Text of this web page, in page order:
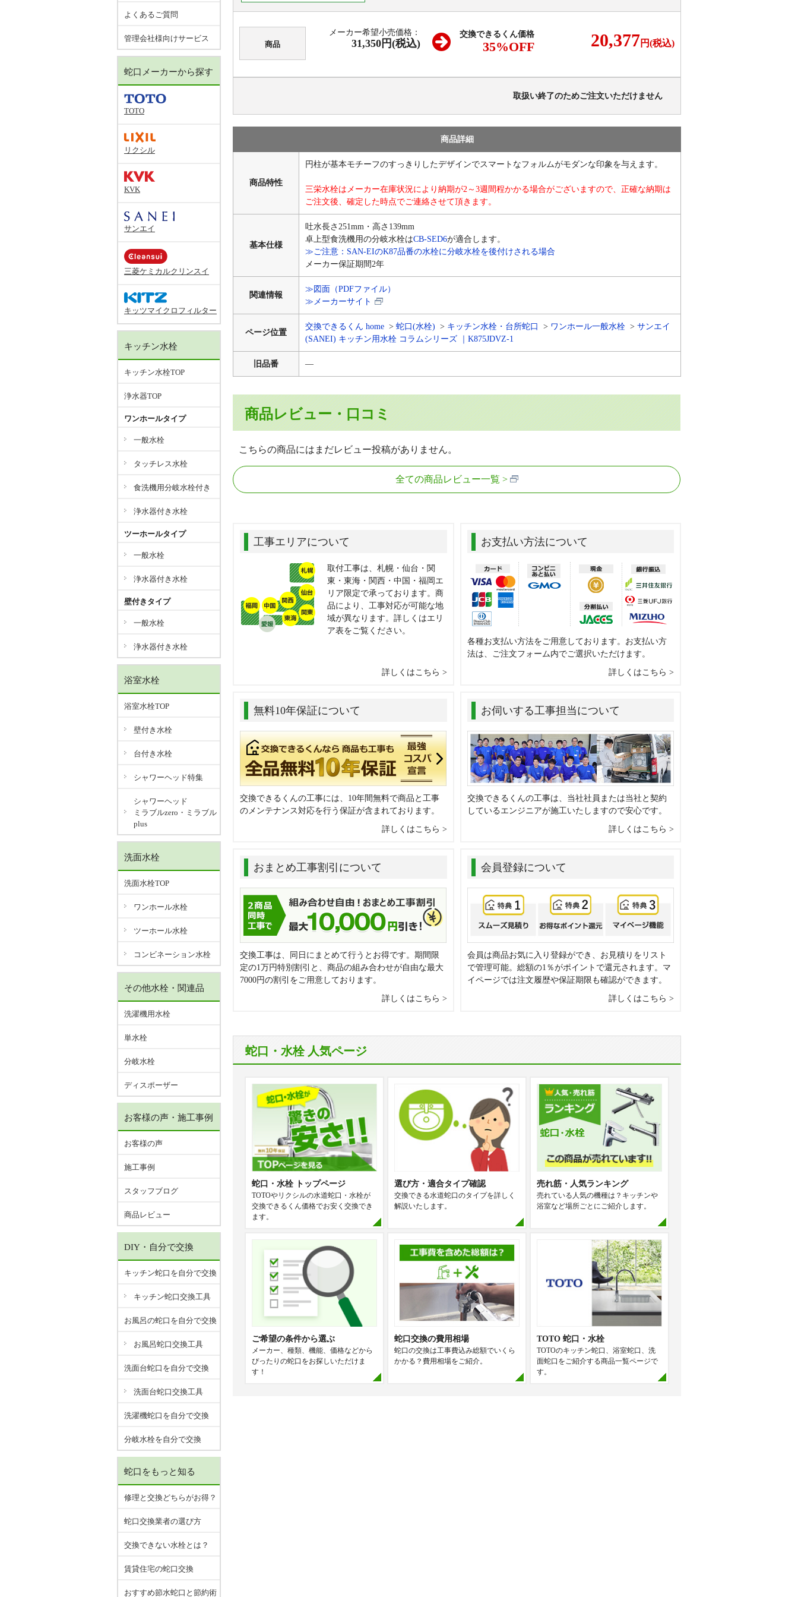
商品
メーカー希望小売価格：
31,350円(税込)
交換できるくん価格
35%OFF 20,377円(税込)
取扱い終了のためご注文いただけません
商品詳細
商品特性
円柱が基本モチーフのすっきりしたデザインでスマートなフォルムがモダンな印象を与えます。
三栄水栓はメーカー在庫状況により納期が2～3週間程かかる場合がございますので、正確な納期は
ご注文後、確定した時点でご連絡させて頂きます。
基本仕様
吐水長さ251mm・高さ139mm
卓上型食洗機用の分岐水栓はCB-SED6が適合します。
≫ご注意：SAN-EIのK87品番の水栓に分岐水栓を後付けされる場合
メーカー保証期間2年
関連情報
≫図面（PDFファイル）
≫メーカーサイト
ページ位置
交換できるくん home 蛇口(水栓) キッチン水栓・台所蛇口 ワンホール一般水栓
サンエイ
(SANEI) キッチン用水栓 コラムシリーズ ｜K875JDVZ-1
旧品番 ―
商品レビュー・口コミ
こちらの商品にはまだレビュー投稿がありません。
全ての商品レビュー一覧
工事エリアについて
取付工事は、札幌・仙台・関
東・東海・関西・中国・福岡エ
リア限定で承っております。商
品により、工事対応が可能な地
域が異なります。詳しくはエリ
ア表をご覧ください。
詳しくはこちら
お支払い方法について
各種お支払い方法をご用意しております。お支払い方
法は、ご注文フォーム内でご選択いただけます。
詳しくはこちら
無料10年保証について
交換できるくんの工事には、10年間無料で商品と工事
のメンテナンス対応を行う保証が含まれております。
詳しくはこちら
お伺いする工事担当について
交換できるくんの工事は、当社社員または当社と契約
しているエンジニアが施工いたしますので安心です。
詳しくはこちら
おまとめ工事割引について
交換工事は、同日にまとめて行うとお得です。期間限
定の1万円特別割引と、商品の組み合わせが自由な最大
7000円の割引をご用意しております。
詳しくはこちら
会員登録について
会員は商品お気に入り登録ができ、お見積りをリスト
で管理可能。総額の1％がポイントで還元されます。マ
イページでは注文履歴や保証期限も確認ができます。
詳しくはこちら
蛇口・水栓 人気ページ
蛇口・水栓 トップページ
TOTOやリクシルの水道蛇口・水栓が
交換できるくん価格でお安く交換でき
ます。
選び方・適合タイプ確認
交換できる水道蛇口のタイプを詳しく
解説いたします。
売れ筋・人気ランキング
売れている人気の機種は？キッチンや
浴室など場所ごとにご紹介します。
ご希望の条件から選ぶ
メーカー、種類、機能、価格などから
ぴったりの蛇口をお探しいただけま
す！
蛇口交換の費用相場
蛇口の交換は工事費込み総額でいくら
かかる？費用相場をご紹介。
TOTO 蛇口・水栓
TOTOのキッチン蛇口、浴室蛇口、洗
面蛇口をご紹介する商品一覧ページで
す。
よくあるご質問
管理会社様向けサービス
蛇口メーカーから探す
TOTO
リクシル
KVK
サンエイ
三菱ケミカルクリンスイ
キッツマイクロフィルター
キッチン水栓
キッチン水栓TOP
浄水器TOP
ワンホールタイプ
一般水栓
タッチレス水栓
食洗機用分岐水栓付き
浄水器付き水栓
ツーホールタイプ
一般水栓
浄水器付き水栓
壁付きタイプ
一般水栓
浄水器付き水栓
浴室水栓
浴室水栓TOP
壁付き水栓
台付き水栓
シャワーヘッド特集
シャワーヘッド
ミラブルzero・ミラブル
plus
洗面水栓
洗面水栓TOP
ワンホール水栓
ツーホール水栓
コンビネーション水栓
その他水栓・関連品
洗濯機用水栓
単水栓
分岐水栓
ディスポーザー
お客様の声・施工事例
お客様の声
施工事例
スタッフブログ
商品レビュー
DIY・自分で交換
キッチン蛇口を自分で交換
キッチン蛇口交換工具
お風呂の蛇口を自分で交換
お風呂蛇口交換工具
洗面台蛇口を自分で交換
洗面台蛇口交換工具
洗濯機蛇口を自分で交換
分岐水栓を自分で交換
蛇口をもっと知る
修理と交換どちらがお得？
蛇口交換業者の選び方
交換できない水栓とは？
賃貸住宅の蛇口交換
おすすめ節水蛇口と節約術